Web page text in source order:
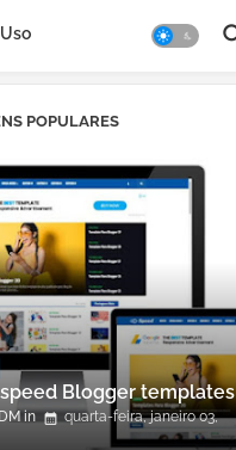
POPULARES
Blogger templates
quarta-feira, janeiro 03,